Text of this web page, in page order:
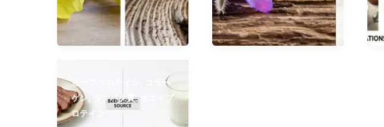
ビーフ プロテイン​
コラー
ゲン
タンパク質, ホエイプ
ロテイン